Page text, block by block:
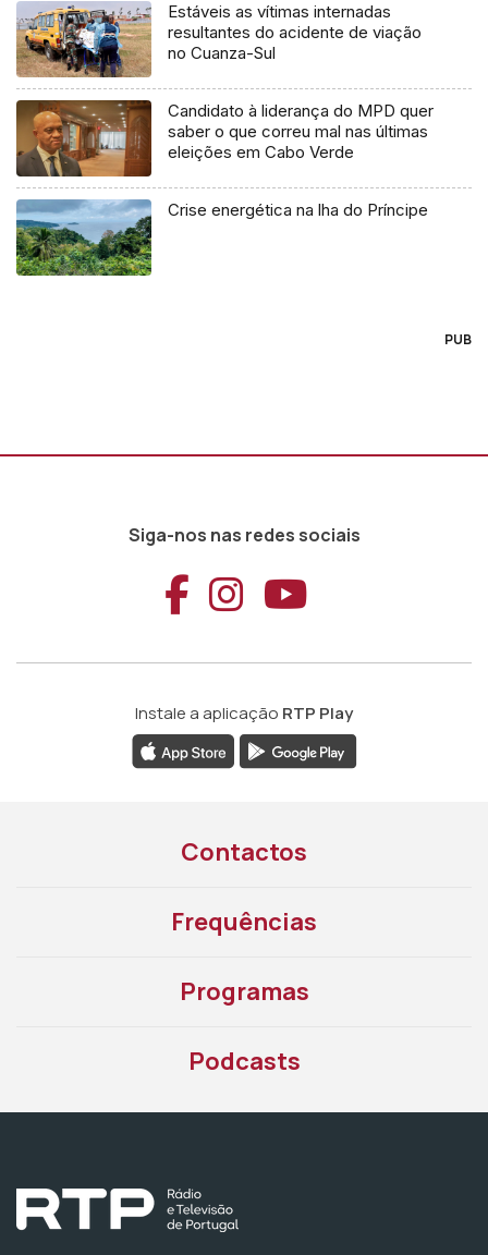
Estáveis as vítimas internadas
resultantes do acidente de viação
no Cuanza-Sul
Candidato à liderança do MPD quer
saber o que correu mal nas últimas
eleições em Cabo Verde
Crise energética na lha do Príncipe
PUB
Siga-nos nas redes sociais
Aceder ao
Aceder ao
Aceder
Instale a aplicação RTP Play
Contactos
Frequências
Programas
Podcasts